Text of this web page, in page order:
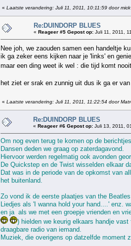
« Laatste verandering: Juli 11, 2011, 10:11:59 door
Re:DUINDORP BLUES
« Reageer #5 Gepost op: Juli 11, 2011,
Nee joh, we zaouden samen een handeltje
ik ga zeker eens kijken naar je 'links' en
maar een ding weet ik wel : die tijd komt
het ziet er srak en zunnig uit dus ik ga er
« Laatste verandering: Juli 11, 2011, 11:22:54 door
Re:DUINDORP BLUES
« Reageer #6 Gepost op: Juli 13, 2011,
Om nog even terug te komen op de
Dansen deden we graag op zaterdagavond.
Hiervoor werden regelmatig ook avonden
De Quickstep en de Twist wisselden elkaar
Dat was in de periode van de opkomst van
het buitenland.
Zo vond ik de eerste plaatjes van the
Liedjes als 'I wanna hold your hand....' enz.
en ja als we met een groepje vrienden en
) hielden we keurig elkaars handje
draagbare radio van iemand.
Muziek, die overigens op datzelfde moment